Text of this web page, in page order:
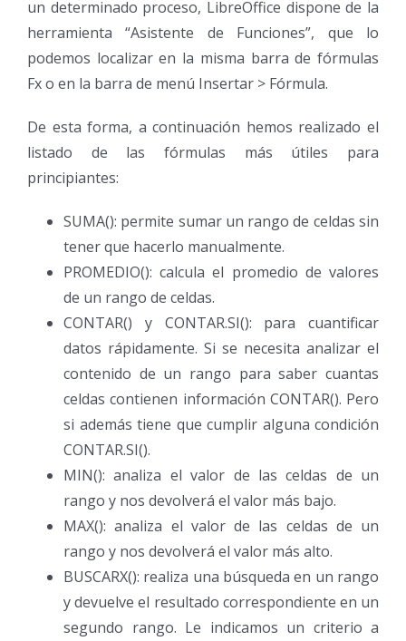
un determinado proceso, LibreOffice dispone de la
herramienta “Asistente de Funciones”, que lo
podemos localizar en la misma barra de fórmulas
Fx o en la barra de menú Insertar > Fórmula.
De esta forma, a continuación hemos realizado el
listado de las fórmulas más útiles para
principiantes:
SUMA(): permite sumar un rango de celdas sin
tener que hacerlo manualmente.
PROMEDIO(): calcula el promedio de valores
de un rango de celdas.
CONTAR() y CONTAR.SI(): para cuantificar
datos rápidamente. Si se necesita analizar el
contenido de un rango para saber cuantas
celdas contienen información CONTAR(). Pero
si además tiene que cumplir alguna condición
CONTAR.SI().
MIN(): analiza el valor de las celdas de un
rango y nos devolverá el valor más bajo.
MAX(): analiza el valor de las celdas de un
rango y nos devolverá el valor más alto.
BUSCARX(): realiza una búsqueda en un rango
y devuelve el resultado correspondiente en un
segundo rango. Le indicamos un criterio a